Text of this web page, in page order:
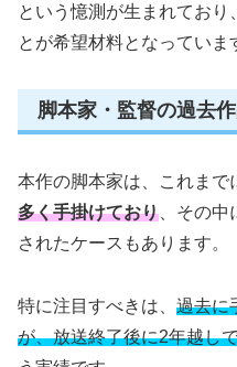
という憶測が生まれており、
とが希望材料となっていま
脚本家・監督の過去
本作の脚本家は、これまで
多く手掛けており 、その
されたケースもあります。
特に注目すべきは、 過去に
が、放送終了後に2年越し